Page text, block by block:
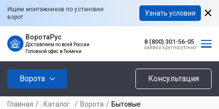
Ищем монтажников по установке
ворот
Узнать условия
ВоротаРус
Доставляем по всей России
Головной офис в Тюмени
8 (800) 301-56-05
заявки круглосуточно
Ворота Консультация
Главная / Каталог / Ворота / Бытовые